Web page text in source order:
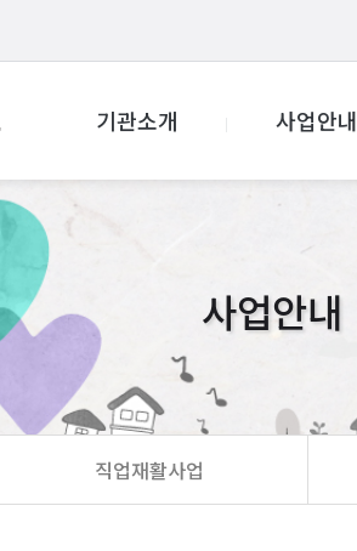
기관소개 사업안내
사업안내
직업재활사업